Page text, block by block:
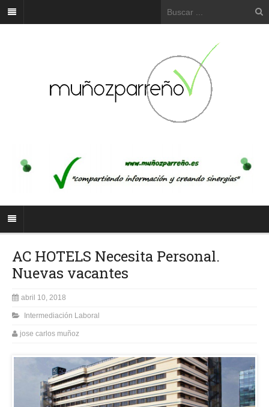
AC HOTELS Necesita Personal.
Nuevas vacantes
abril 10, 2018
Intermediación Laboral
jose carlos muñoz